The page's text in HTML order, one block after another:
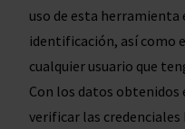
uso de esta herramienta
identificación, así como
cualquier usuario que
Con los datos
verificar las